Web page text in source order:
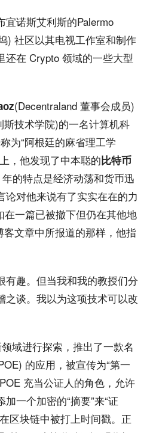
宜诺斯艾利斯的Palermo
) 社区以其电视工作室和制作
还在 Crypto 领域的一些大型
(Decentraland 董事会成员)
技术学院)的一名计算机科
为“阿根廷的麻省理工学
，他发现了中本聪的比特币
的特点是经济动荡和货币迅
论对他来说有了实实在在的力
一篇已被撤下但仍在其他地
文章中所报道的那样，他指
有趣。但当我和我的教授们分
之谈。我以为这项技术可以改
域进行探索，推出了一款名
的应用，被宣传为“第一
充当公证人的角色，允许
一个加密的“摘要”来“证
区块链中被打上时间戳。正